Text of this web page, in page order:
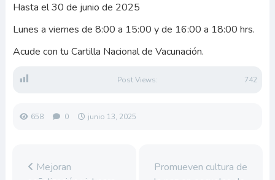
Hasta el 30 de junio de 2025
Lunes a viernes de 8:00 a 15:00 y de 16:00 a 18:00 hrs.
Acude con tu Cartilla Nacional de Vacunación.
Post Views: 742
658 0 junio 13, 2025
Mejoran
Promueven cultura de